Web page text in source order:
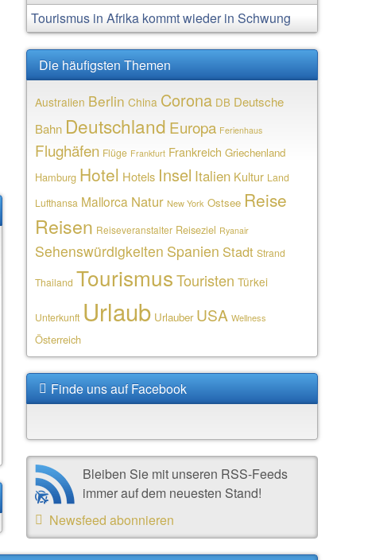
Tourismus in Afrika kommt wieder in Schwung
Die häufigsten Themen
Australien Berlin China Corona DB Deutsche
Bahn Deutschland Europa Ferienhaus
Flughäfen Flüge Frankfurt Frankreich Griechenland
Hamburg Hotel Hotels Insel Italien Kultur Land
Lufthansa Mallorca Natur New York Ostsee Reise
Reisen Reiseveranstalter Reiseziel Ryanair
Sehenswürdigkeiten Spanien Stadt Strand
Thailand Tourismus Touristen Türkei
Unterkunft Urlaub Urlauber USA Wellness
Österreich
Finde uns auf Facebook
Bleiben Sie mit unseren RSS-Feeds
immer auf dem neuesten Stand!
Newsfeed abonnieren